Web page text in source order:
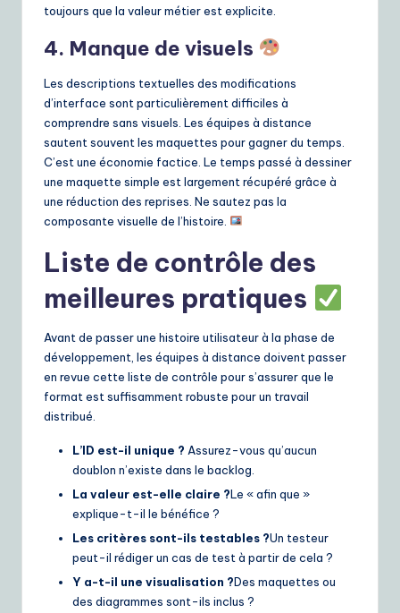
toujours que la valeur métier est explicite.
4. Manque de visuels
Les descriptions textuelles des modifications
d’interface sont particulièrement difficiles à
comprendre sans visuels. Les équipes à distance
sautent souvent les maquettes pour gagner du temps.
C’est une économie factice. Le temps passé à dessiner
une maquette simple est largement récupéré grâce à
une réduction des reprises. Ne sautez pas la
composante visuelle de l’histoire.
Liste de contrôle des
meilleures pratiques
Avant de passer une histoire utilisateur à la phase de
développement, les équipes à distance doivent passer
en revue cette liste de contrôle pour s’assurer que le
format est suffisamment robuste pour un travail
distribué.
L’ID est-il unique ? Assurez-vous qu’aucun
doublon n’existe dans le backlog.
La valeur est-elle claire ?Le « afin que »
explique-t-il le bénéfice ?
Les critères sont-ils testables ?Un testeur
peut-il rédiger un cas de test à partir de cela ?
Y a-t-il une visualisation ?Des maquettes ou
des diagrammes sont-ils inclus ?